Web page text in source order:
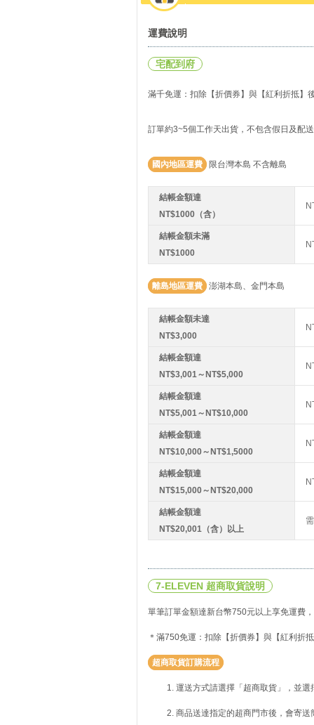
運費說明
宅配到府
滿千免運：扣除【折價券】與【紅利折抵】
訂單約3~5個工作天出貨，不包含假日及配
國內地區運費 限台灣本島 不含離島
結帳金額達
NT$1000（含）
結帳金額未滿
NT$1000
離島地區運費 澎湖本島、金門本島
結帳金額未達
NT$3,000
結帳金額達
NT$3,001～NT$5,000
結帳金額達
NT$5,001～NT$10,000
結帳金額達
NT$10,000～NT$1,5000
結帳金額達
NT$15,000～NT$20,000
結帳金額達
NT$20,001（含）以上
7-ELEVEN 超商取貨說明
單筆訂單金額達新台幣750元以上享免運費
＊滿750免運：扣除【折價券】與【紅利折
超商取貨訂購流程
運送方式請選擇「超商取貨」，並
商品送達指定的超商門市後，會寄